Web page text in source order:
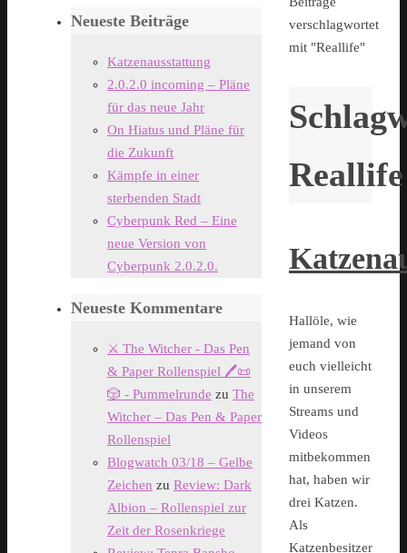
verschlagwortet
mit "Reallife"
Reallife
Hallöle, wie
jemand von
euch vielleicht
in unserem
Streams und
Videos
mitbekommen
hat, haben wir
drei Katzen.
Als
Katzenbesitzer
Neueste Beiträge
Katzenausstattung
2.0.2.0 incoming – Pläne
für das neue Jahr
On Hiatus und Pläne für
die Zukunft
Kämpfe in einer
sterbenden Stadt
Cyberpunk Red – Eine
neue Version von
Cyberpunk 2.0.2.0.
Neueste Kommentare
⚔️ The Witcher - Das Pen
& Paper Rollenspiel 🖊️📜
🎲 - Pummelrunde zu The
Witcher – Das Pen & Paper
Rollenspiel
Blogwatch 03/18 – Gelbe
Zeichen zu Review: Dark
Albion – Rollenspiel zur
Zeit der Rosenkriege